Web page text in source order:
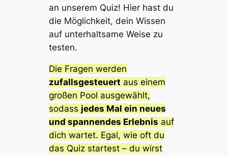
an unserem Quiz! Hier hast du
die Möglichkeit, dein Wissen
auf unterhaltsame Weise zu
testen.
Die Fragen werden
zufallsgesteuert aus einem
großen Pool ausgewählt,
sodass jedes Mal ein neues
und spannendes Erlebnis auf
dich wartet. Egal, wie oft du
das Quiz startest – du wirst